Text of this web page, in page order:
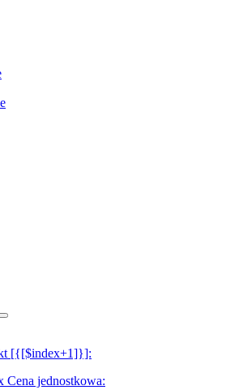
[{[$index+1]}]:
Cena jednostkowa: